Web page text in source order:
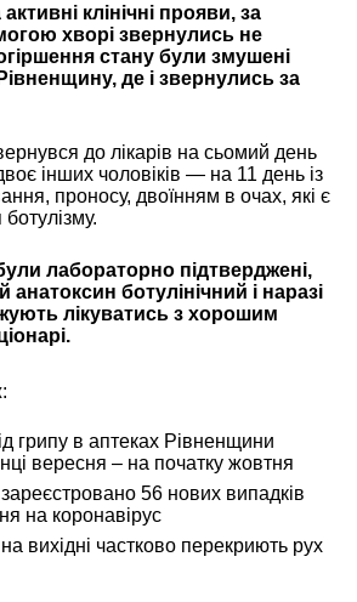
клінічні прояви, за
хворі звернулись не
стану були змушені
де і звернулись за
до лікарів на сьомий день
інших чоловіків — на 11 день із
проносу, двоїнням в очах, які є
лабораторно підтверджені,
ботулінічний і наразі
лікуватись з хорошим
грипу в аптеках Рівненщини
вересня – на початку жовтня
56 нових випадків
на коронавірус
вихідні частково перекриють рух